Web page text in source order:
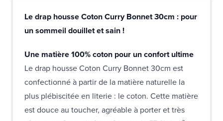
Le drap housse Coton Curry Bonnet 30cm : pour
un sommeil douillet et sain !
Une matière 100% coton pour un confort ultime
Le drap housse Coton Curry Bonnet 30cm est
confectionné à partir de la matière naturelle la
plus plébiscitée en literie : le coton. Cette matière
est douce au toucher, agréable à porter et très